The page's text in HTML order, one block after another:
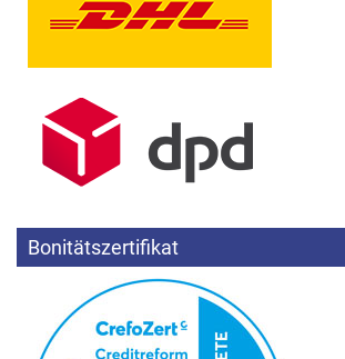
Bonitätszertifikat